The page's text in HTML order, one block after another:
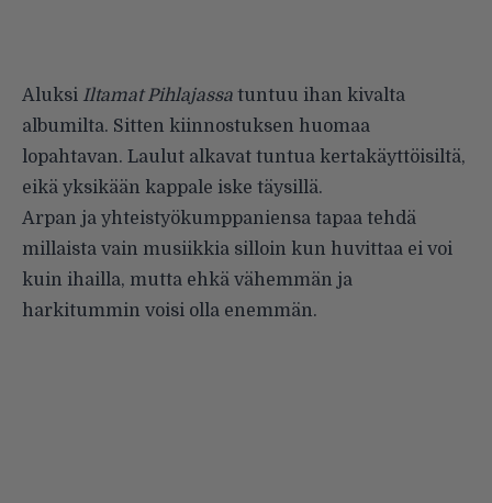
Aluksi Iltamat Pihlajassa tun­tuu ihan kivalta
albumilta. Sitten kiinnostuksen huomaa
lopahtavan. Laulut alkavat tuntua kertakäyt­töisiltä,
eikä yksikään kappale iske täysillä.
Arpan ja yhteistyökumppaniensa tapaa tehdä
millaista vain musiik­kia silloin kun huvittaa ei voi
kuin ihailla, mutta ehkä vähemmän ja
harkitummin voisi olla enemmän.